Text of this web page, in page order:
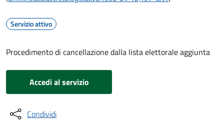
Servizio attivo
Procedimento di cancellazione dalla lista elettorale aggiunta
Accedi al servizio
Condividi